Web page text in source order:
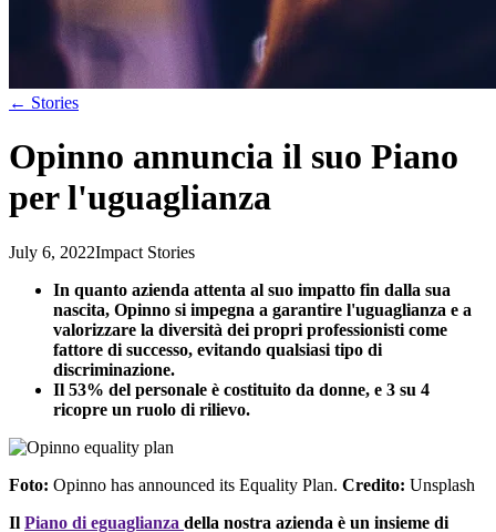
← Stories
Opinno annuncia il suo Piano
per l'uguaglianza
July 6, 2022Impact Stories
In quanto azienda attenta al suo impatto fin dalla sua
nascita, Opinno si impegna a garantire l'uguaglianza e a
valorizzare la diversità dei propri professionisti come
fattore di successo, evitando qualsiasi tipo di
discriminazione.
Il 53% del personale è costituito da donne, e 3 su 4
ricopre un ruolo di rilievo.
Foto: Opinno has announced its Equality Plan. Credito: Unsplash
Il Piano di eguaglianza della nostra azienda è un insieme di